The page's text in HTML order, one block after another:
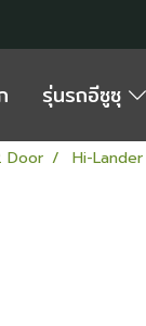
รุ่นรถอีซูซุ
Door Hi-Lander